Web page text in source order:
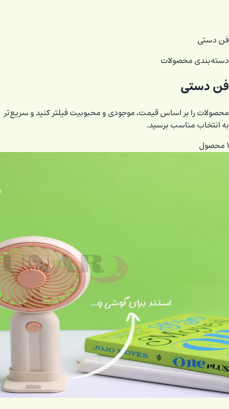
فن دستی
دسته‌بندی محصولات
فن دستی
محصولات را بر اساس قیمت، موجودی و محبوبیت فیلتر کنید و سریع‌تر
به انتخاب مناسب برسید.
۱ محصول